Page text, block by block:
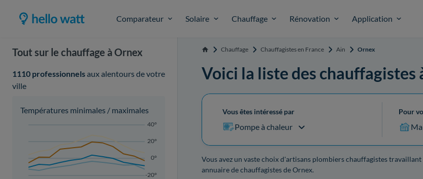
Comparateur Solaire Chauffage Rénovation Application
Tout sur le chauffage à Ornex
1110 professionnelsaux alentours de votre
ville
Températures minimales / maximales
-20°
0°
20°
40°
Accueil Chauffage Chauffagistes en France Ain Ornex
Voici la liste des chauffagistes
Vous êtes intéressé par
Pompe à chaleur
Pour
Vous avez un vaste choix d'artisans plombiers chauffagistes
annuaire de chauffagistes de Ornex.